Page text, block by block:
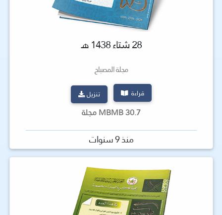
28 شتاء 1438 هـ
مجلة المصباح
قراءة تنزيل
30.7 MBMB مجلة
منذ 9 سنوات